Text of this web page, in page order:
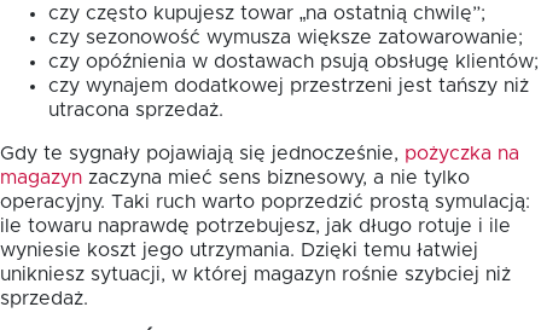
czy często kupujesz towar „na ostatnią chwilę”;
czy sezonowość wymusza większe zatowarowanie;
czy opóźnienia w dostawach psują obsługę klientów;
czy wynajem dodatkowej przestrzeni jest tańszy niż
utracona sprzedaż.
Gdy te sygnały pojawiają się jednocześnie, pożyczka na
magazyn zaczyna mieć sens biznesowy, a nie tylko
operacyjny. Taki ruch warto poprzedzić prostą symulacją:
ile towaru naprawdę potrzebujesz, jak długo rotuje i ile
wyniesie koszt jego utrzymania. Dzięki temu łatwiej
unikniesz sytuacji, w której magazyn rośnie szybciej niż
sprzedaż.